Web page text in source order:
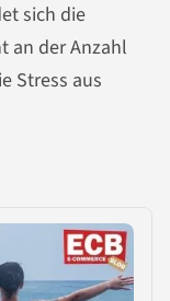
sich die
an der Anzahl
Stress aus